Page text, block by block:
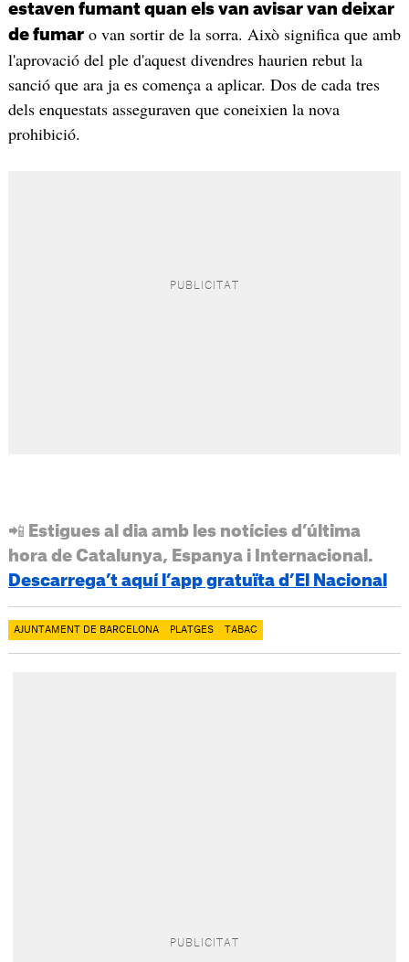
estaven fumant quan els van avisar van deixar
de fumaro van sortir de la sorra. Això significa que amb
l'aprovació del ple d'aquest divendres haurien rebut la
sanció que ara ja es comença a aplicar. Dos de cada tres
dels enquestats asseguraven que coneixien la nova
prohibició.
📲 Estigues al dia amb les notícies d’última
hora de Catalunya, Espanya i Internacional.
Descarrega’t aquí l’app gratuïta d’El Nacional
AJUNTAMENT DE BARCELONA PLATGES TABAC